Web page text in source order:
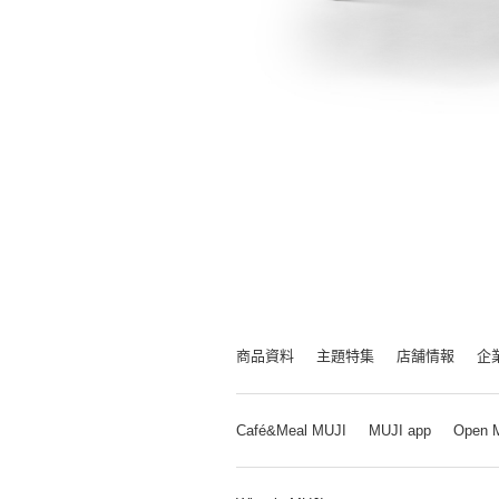
商品資料 主題特集 店舗情報 企
Café&Meal MUJI MUJI app Open